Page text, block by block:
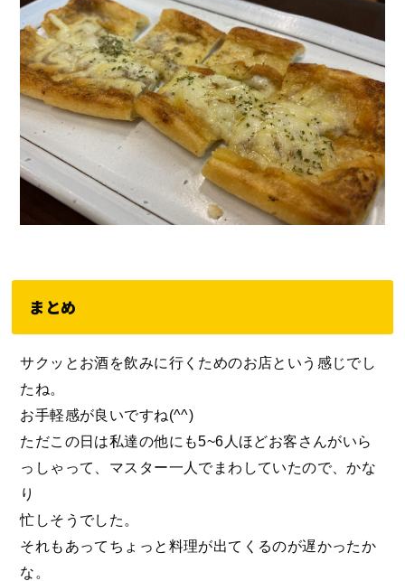
まとめ
サクッとお酒を飲みに行くためのお店という感じでし
たね。
お手軽感が良いですね(^^)
ただこの日は私達の他にも5~6人ほどお客さんがいら
っしゃって、マスター一人でまわしていたので、かな
り
忙しそうでした。
それもあってちょっと料理が出てくるのが遅かったか
な。